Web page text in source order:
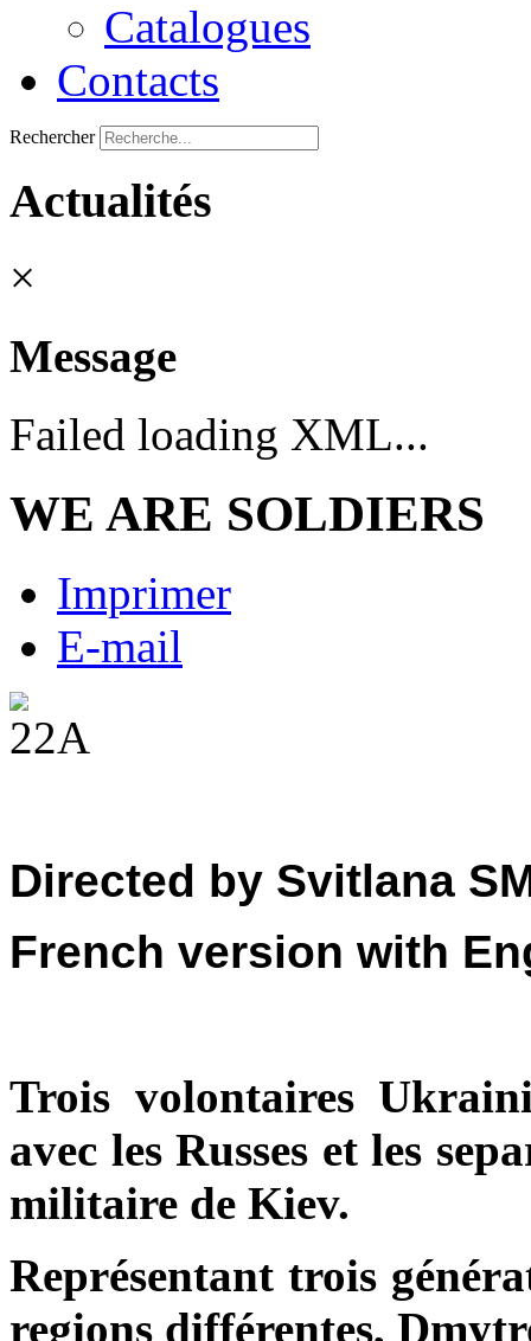
Catalogues
Contacts
Rechercher
Actualités
×
Message
Failed loading XML...
WE ARE SOLDIERS
Imprimer
E-mail
Directed by Svitlana
French version with
Trois volontaires
avec les Russes et les
militaire de Kiev.
Représentant trois
regions différentes,